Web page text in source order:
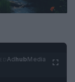
AdhubMedia